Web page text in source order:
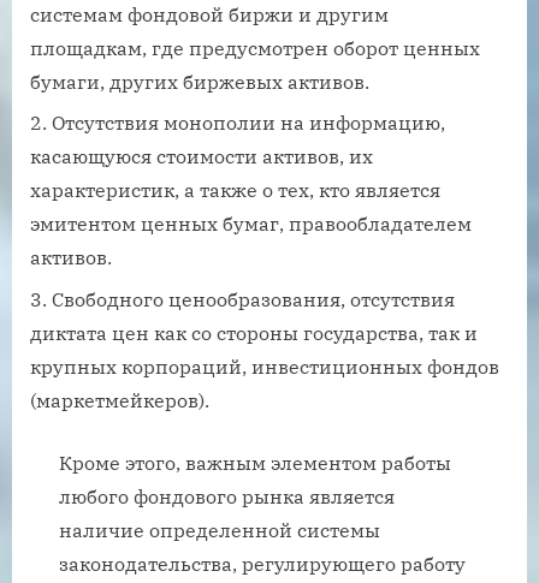
системам фондовой биржи и другим
площадкам, где предусмотрен оборот ценных
бумаги, других биржевых активов.
Отсутствия монополии на информацию,
касающуюся стоимости активов, их
характеристик, а также о тех, кто является
эмитентом ценных бумаг, правообладателем
активов.
Свободного ценообразования, отсутствия
диктата цен как со стороны государства, так и
крупных корпораций, инвестиционных фондов
(маркетмейкеров).
Кроме этого, важным элементом работы
любого фондового рынка является
наличие определенной системы
законодательства, регулирующего работу